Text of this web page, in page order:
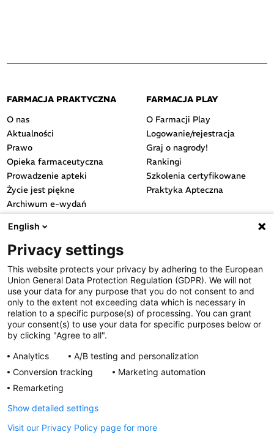
FARMACJA PRAKTYCZNA
O nas
Aktualności
Prawo
Opieka farmaceutyczna
Prowadzenie apteki
Życie jest piękne
Archiwum e-wydań
Przydatne linki
FARMACJA PLAY
O Farmacji Play
Logowanie/rejestracja
Graj o nagrody!
Rankingi
Szkolenia certyfikowane
Praktyka Apteczna
OGÓLNE
Polityka prywatności
Regulamin serwisu
Regulamin konkursu
Farmacja Play
Regulamin konkursu Lakcid
Regulamin konkursu Acard
Regulamin konkursu Biotebal
Regulamin konkursu Asmenol
Kontakt
PRODUKTY POLPHARMY
English
Privacy settings
This website protects your privacy by adhering to the European
Union General Data Protection Regulation (GDPR). We will not
use your data for any purpose that you do not consent to and
only to the extent not exceeding data which is necessary in
relation to a specific purpose(s) of processing. You can grant
your consent(s) to use your data for specific purposes below or
by clicking "Agree to all".
Analytics
A/B testing and personalization
Conversion tracking
Marketing automation
Remarketing
Show detailed settings
Visit our Privacy Policy page for more